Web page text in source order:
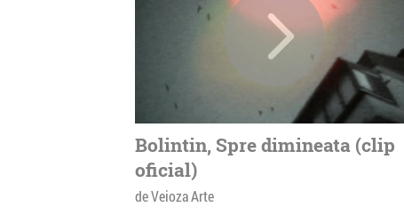
Bolintin, Spre dimineata (clip
oficial)
de Veioza Arte